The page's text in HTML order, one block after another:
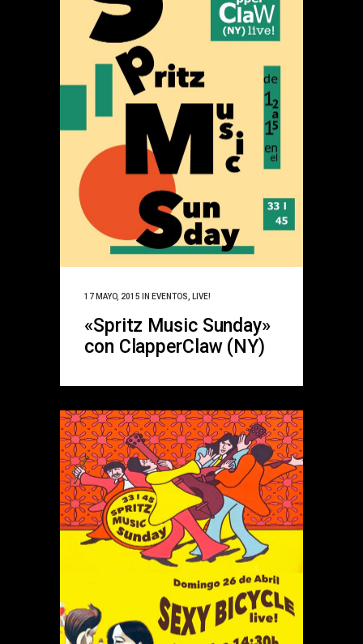
17 MAYO, 2015 IN EVENTOS, LIVE!
«Spritz Music Sunday»
con ClapperClaw (NY)